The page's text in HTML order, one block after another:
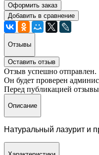
Оформить заказ
Добавить в сравнение
Отзывы
Оставить отзыв
Отзыв успешно отправлен.
Он будет проверен
Перед публикацией
Описание
Натуральный лазурит и